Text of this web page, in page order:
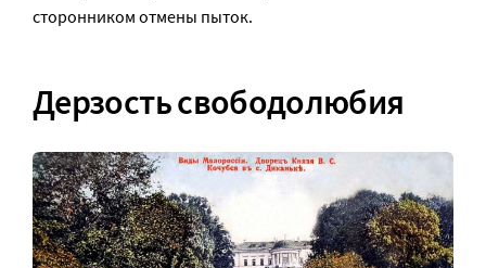
сторонником отмены пыток.
Дерзость свободолюбия